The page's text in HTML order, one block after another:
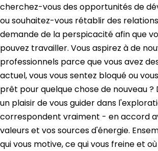
cherchez-vous des opportunités de
ou souhaitez-vous rétablir des
demande de la perspicacité afin que
pouvez travailler. Vous aspirez à de
professionnels parce que vous avez
actuel, vous vous sentez bloqué ou
prêt pour quelque chose de nouveau ?
un plaisir de vous guider dans
correspondent vraiment - en accord
valeurs et vos sources d'énergie.
qui vous motive, ce qui vous freine et